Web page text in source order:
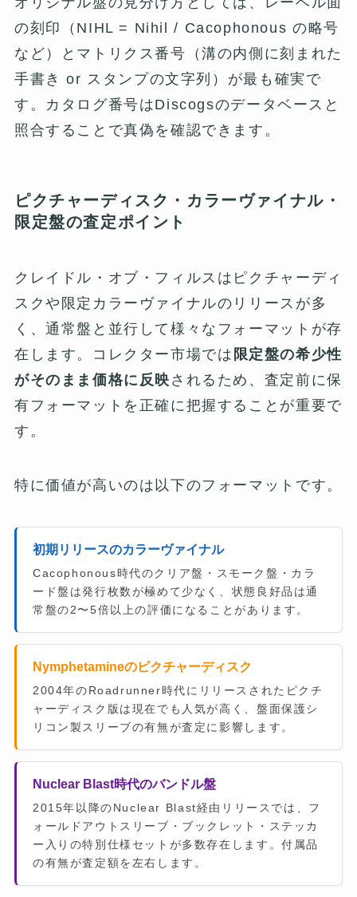
の刻印（NIHL = Nihil / Cacophonous の略号
など）とマトリクス番号（溝の内側に刻まれた
手書き or スタンプの文字列）が最も確実で
す。カタログ番号はDiscogsのデータベースと
照合することで真偽を確認できます。
ピクチャーディスク・カラーヴァイナル・
限定盤の査定ポイント
クレイドル・オブ・フィルスはピクチャーディ
スクや限定カラーヴァイナルのリリースが多
く、通常盤と並行して様々なフォーマットが存
在します。コレクター市場では 限定盤の希少性
がそのまま価格に反映 されるため、査定前に保
有フォーマットを正確に把握することが重要で
す。
特に価値が高いのは以下のフォーマットです。
初期リリースのカラーヴァイナル
Cacophonous時代のクリア盤・スモーク盤・カラ
ード盤は発行枚数が極めて少なく、状態良好品は通
常盤の2〜5倍以上の評価になることがあります。
Nymphetamineのピクチャーディスク
2004年のRoadrunner時代にリリースされたピクチ
ャーディスク版は現在でも人気が高く、盤面保護シ
リコン製スリーブの有無が査定に影響します。
Nuclear Blast時代のバンドル盤
2015年以降のNuclear Blast経由リリースでは、フ
ォールドアウトスリーブ・ブックレット・ステッカ
ー入りの特別仕様セットが多数存在します。付属品
の有無が査定額を左右します。